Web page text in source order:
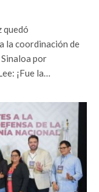
quedó
la coordinación de
por
¡Fue la…